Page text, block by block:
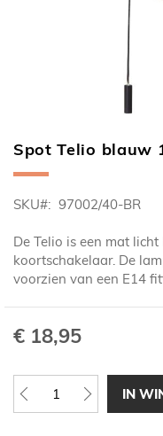
Ga
naar
begin
de
afbeeldingen-
gallerij
Spot Telio blauw
SKU 97002/40-BR
De Telio is een mat
koortschakelaar. De
voorzien van een E14
€ 18,95
IN